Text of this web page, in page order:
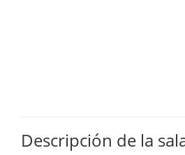
Descripción de la